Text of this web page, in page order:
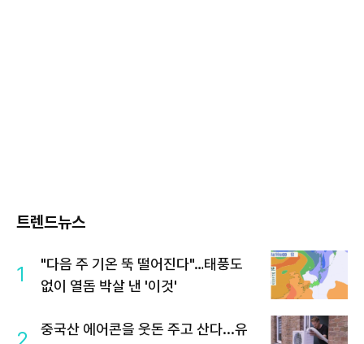
트렌드뉴스
1
"다음 주 기온 뚝 떨어진다"…태풍도
없이 열돔 박살 낸 '이것'
중국산 에어콘을 웃돈 주고 산다...유